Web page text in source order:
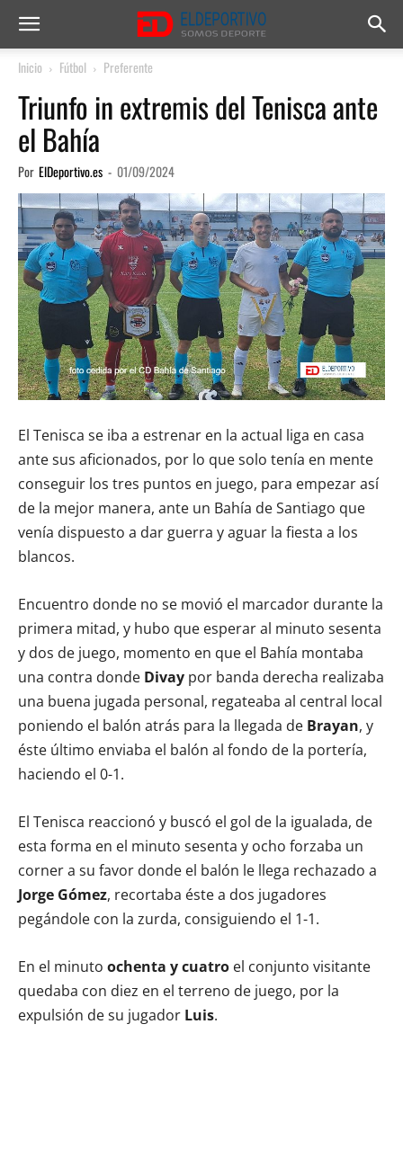
Inicio Fútbol Preferente
Triunfo in extremis del Tenisca ante
el Bahía
Por ElDeportivo.es - 01/09/2024
El Tenisca se iba a estrenar en la actual liga en casa
ante sus aficionados, por lo que solo tenía en mente
conseguir los tres puntos en juego, para empezar así
de la mejor manera, ante un Bahía de Santiago que
venía dispuesto a dar guerra y aguar la fiesta a los
blancos.
Encuentro donde no se movió el marcador durante la
primera mitad, y hubo que esperar al minuto sesenta
y dos de juego, momento en que el Bahía montaba
una contra donde Divay por banda derecha realizaba
una buena jugada personal, regateaba al central local
poniendo el balón atrás para la llegada de Brayan, y
éste último enviaba el balón al fondo de la portería,
haciendo el 0-1.
El Tenisca reaccionó y buscó el gol de la igualada, de
esta forma en el minuto sesenta y ocho forzaba un
corner a su favor donde el balón le llega rechazado a
Jorge Gómez, recortaba éste a dos jugadores
pegándole con la zurda, consiguiendo el 1-1.
En el minuto ochenta y cuatro el conjunto visitante
quedaba con diez en el terreno de juego, por la
expulsión de su jugador Luis.